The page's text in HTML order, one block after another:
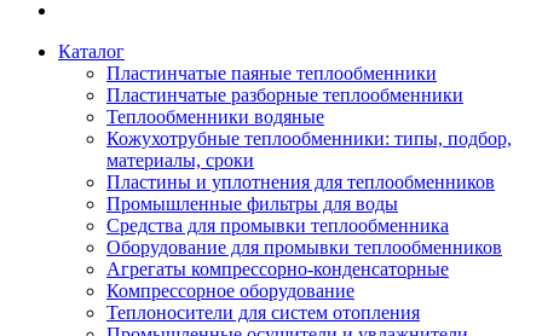
Каталог
Пластинчатые паяные теплообменники
Пластинчатые разборные теплообменники
Теплообменники водяные
Кожухотрубные теплообменники: типы, подбор,
материалы, сроки
Пластины и уплотнения для теплообменников
Промышленные фильтры для воды
Средства для промывки теплообменника
Оборудование для промывки теплообменников
Агрегаты компрессорно-конденсаторные
Компрессорное оборудование
Теплоносители для систем отопления